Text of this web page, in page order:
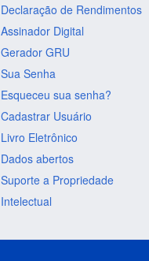
Declaração de Rendimentos
Assinador Digital
Gerador GRU
Sua Senha
Esqueceu sua senha?
Cadastrar Usuário
Livro Eletrônico
Dados abertos
Suporte a Propriedade
Intelectual